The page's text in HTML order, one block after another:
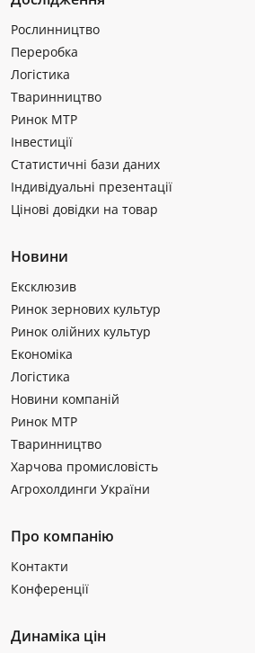
Рослинництво
Переробка
Логістика
Тваринництво
Ринок МТР
Інвестиції
Статистичні бази даних
Індивідуальні презентації
Цінові довідки на товар
Новини
Ексклюзив
Ринок зернових культур
Ринок олійних культур
Економіка
Логістика
Новини компаній
Ринок МТР
Тваринництво
Харчова промисловість
Агрохолдинги України
Про компанію
Контакти
Конференції
Динаміка цін